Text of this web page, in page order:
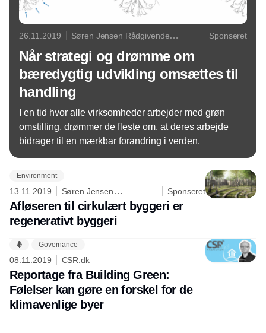
26.11.2019
Søren Jensen Rådgivende
Ingeniørfirma
Sponseret
Når strategi og drømme om
bæredygtig udvikling omsættes til
handling
I en tid hvor alle virksomheder arbejder med grøn
omstilling, drømmer de fleste om, at deres arbejde
bidrager til en mærkbar forandring i verden.
Environment
13.11.2019
Søren Jensen
Rådgivende Ingeniørfirma
Sponseret
Afløseren til cirkulært byggeri er
regenerativt byggeri
Governance
08.11.2019 CSR.dk
Reportage fra Building Green:
Følelser kan gøre en forskel for de
klimavenlige byer